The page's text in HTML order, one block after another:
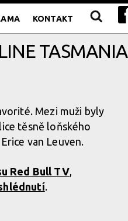
KONTAKT
TASMANIA
Mezi muži byly
těsně loňského
van Leuven.
Red Bull TV,
.